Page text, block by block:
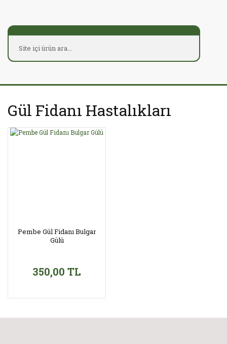
Gül Fidanı Hastalıkları
Pembe Gül Fidanı Bulgar
Gülü
350,00 TL